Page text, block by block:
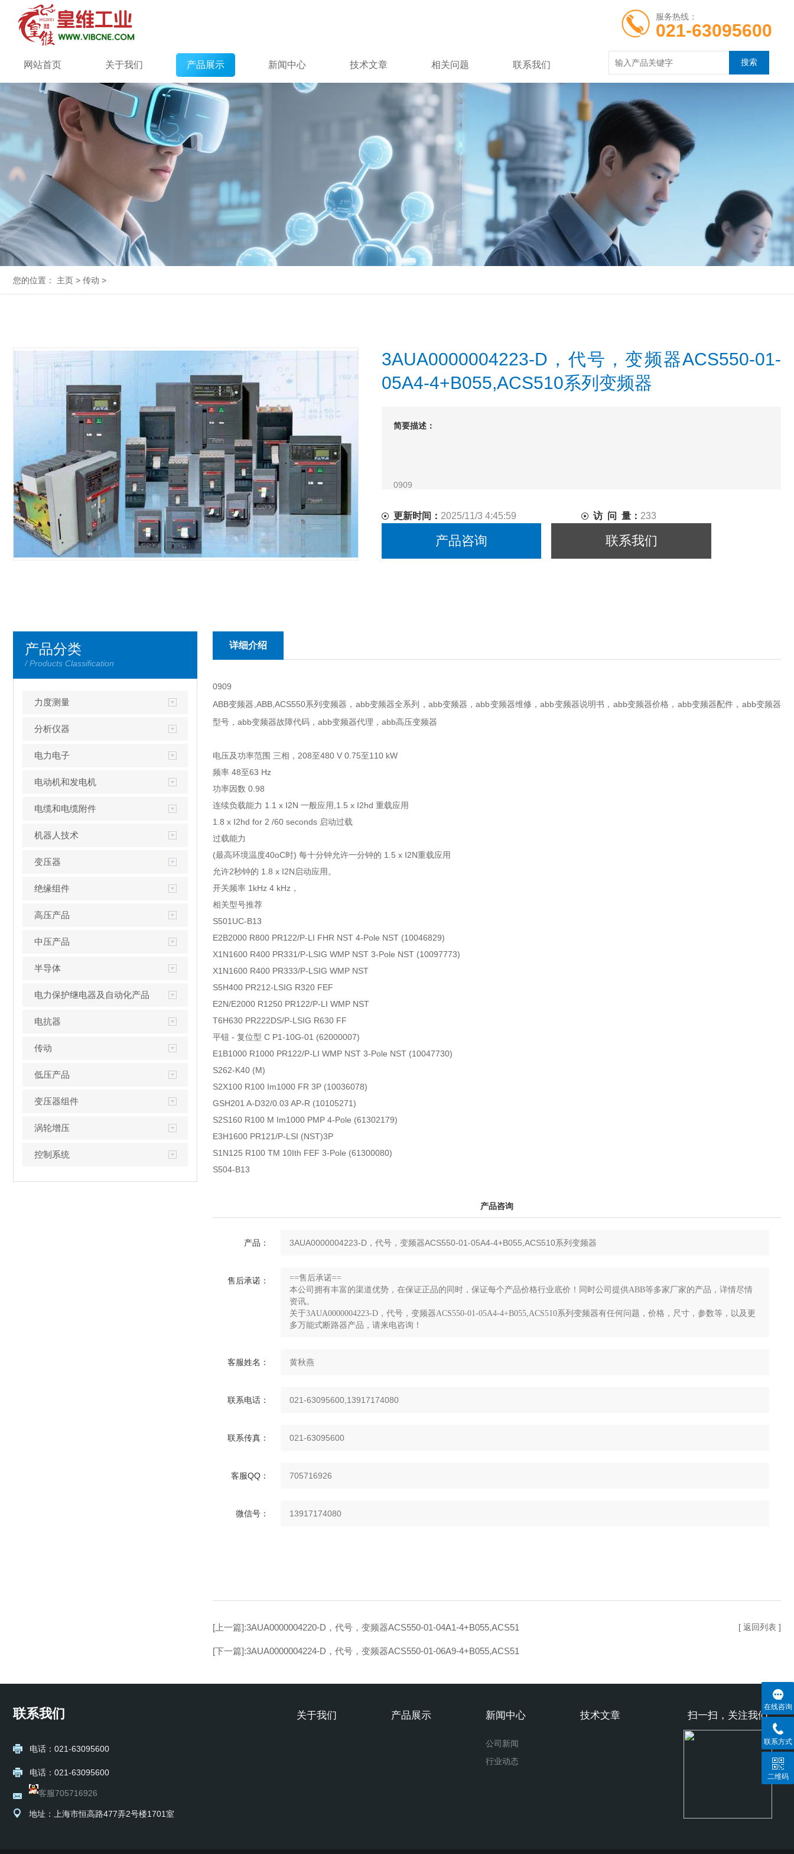
服务热线：
021-63095600
网站首页 关于我们 产品展示 新闻中心 技术文章 相关问题 联系我们
您的位置： 主页 > 传动 >
3AUA0000004223-D，代号，变频器ACS550-01-
05A4-4+B055,ACS510系列变频器
简要描述：
0909
ABB变频器,ABB,ACS550系列变频器，abb变频器全系列，abb变频器，abb变频器维修，abb变频器说
明书，abb变频器价格，abb变频器配件，abb变频器型号，abb变频器故障代码，abb变频器代理，abb
更新时间： 2025/11/3 4:45:59 访 问 量： 233
产品咨询 联系我们
产品分类
/ Products Classification
力度测量
分析仪器
电力电子
电动机和发电机
电缆和电缆附件
机器人技术
变压器
绝缘组件
高压产品
中压产品
半导体
电力保护继电器及自动化产品
电抗器
传动
低压产品
变压器组件
涡轮增压
控制系统
详细介绍
0909
ABB变频器,ABB,ACS550系列变频器，abb变频器全系列，abb变频器，abb变频器维修，abb变频器说明书，abb变频器价格，abb变频器配件，abb变频器
型号，abb变频器故障代码，abb变频器代理，abb高压变频器
电压及功率范围 三相，208至480 V 0.75至110 kW
频率 48至63 Hz
功率因数 0.98
连续负载能力 1.1 x I2N 一般应用,1.5 x I2hd 重载应用
1.8 x I2hd for 2 /60 seconds 启动过载
过载能力
(最高环境温度40oC时) 每十分钟允许一分钟的 1.5 x I2N重载应用
允许2秒钟的 1.8 x I2N启动应用。
开关频率 1kHz 4 kHz，
相关型号推荐
S501UC-B13
E2B2000 R800 PR122/P-LI FHR NST 4-Pole NST (10046829)
X1N1600 R400 PR331/P-LSIG WMP NST 3-Pole NST (10097773)
X1N1600 R400 PR333/P-LSIG WMP NST
S5H400 PR212-LSIG R320 FEF
E2N/E2000 R1250 PR122/P-LI WMP NST
T6H630 PR222DS/P-LSIG R630 FF
平钮 - 复位型 C P1-10G-01 (62000007)
E1B1000 R1000 PR122/P-LI WMP NST 3-Pole NST (10047730)
S262-K40 (M)
S2X100 R100 Im1000 FR 3P (10036078)
GSH201 A-D32/0.03 AP-R (10105271)
S2S160 R100 M Im1000 PMP 4-Pole (61302179)
E3H1600 PR121/P-LSI (NST)3P
S1N125 R100 TM 10Ith FEF 3-Pole (61300080)
S504-B13
产品咨询
产品：
售后承诺：
客服姓名：
联系电话：
联系传真：
客服QQ：
微信号：
[上一篇]:3AUA0000004220-D，代号，变频器ACS550-01-04A1-4+B055,ACS51
[下一篇]:3AUA0000004224-D，代号，变频器ACS550-01-06A9-4+B055,ACS51
[ 返回列表 ]
联系我们
电话：021-63095600
电话：021-63095600
客服705716926
地址：上海市恒高路477弄2号楼1701室
扫一扫，关注我们
关于我们 产品展示 新闻中心
公司新闻
行业动态
技术文章
在线咨询
联系方式
二维码